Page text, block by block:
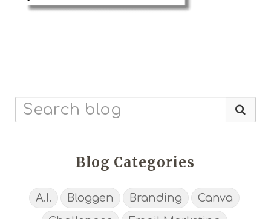
Blog Categories
A.I. Bloggen Branding
Canva